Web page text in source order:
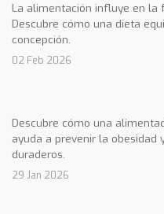
La alimentación influye en la
Descubre cómo una dieta
concepción.
02 Feb 2026
Descubre cómo una
ayuda a prevenir la obesidad
duraderos.
29 Jan 2026